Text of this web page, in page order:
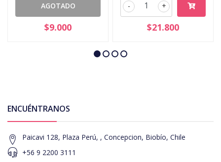
AGOTADO
$9.000
+
-
$21.800
ENCUÉNTRANOS
Paicavi 128, Plaza Perú, , Concepcion, Biobío, Chile
+56 9 2200 3111